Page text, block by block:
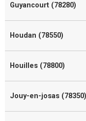
Guyancourt (78280)
Houdan (78550)
Houilles (78800)
Jouy-en-josas (78350)